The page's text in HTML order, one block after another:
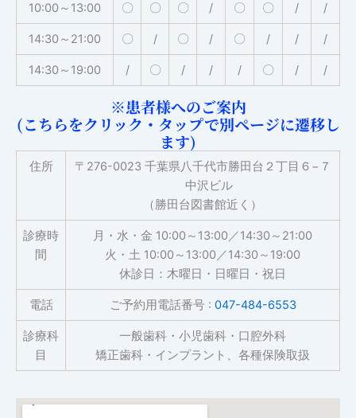
10:00～13:00 〇 〇 〇 / 〇 〇 / /
14:30～21:00 〇 / 〇 / 〇 / / /
14:30～19:00 / 〇 / / / 〇 / /
※患者様へのご案内
(こちらをクリック・タップで別ページに遷移し
ます)
住所
〒276-0023 千葉県八千代市勝田台２丁目６−７
中沢ビル
（勝田台図書館近く）
診療時
間
月・水・金 10:00～13:00／14:30～21:00
火・土 10:00～13:00／14:30～19:00
休診日：木曜日・日曜日・祝日
電話 ご予約用電話番号 : 047-484-6553
診療科
目
一般歯科・小児歯科・口腔外科
矯正歯科・インプラント、各種保険取扱